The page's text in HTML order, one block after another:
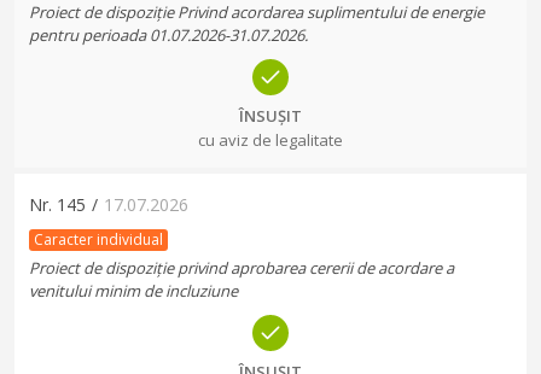
Proiect de dispoziție Privind acordarea suplimentului de energie
pentru perioada 01.07.2026-31.07.2026.
ÎNSUȘIT
cu aviz de legalitate
Nr. 145 / 17.07.2026
Caracter individual
Proiect de dispoziție privind aprobarea cererii de acordare a
venitului minim de incluziune